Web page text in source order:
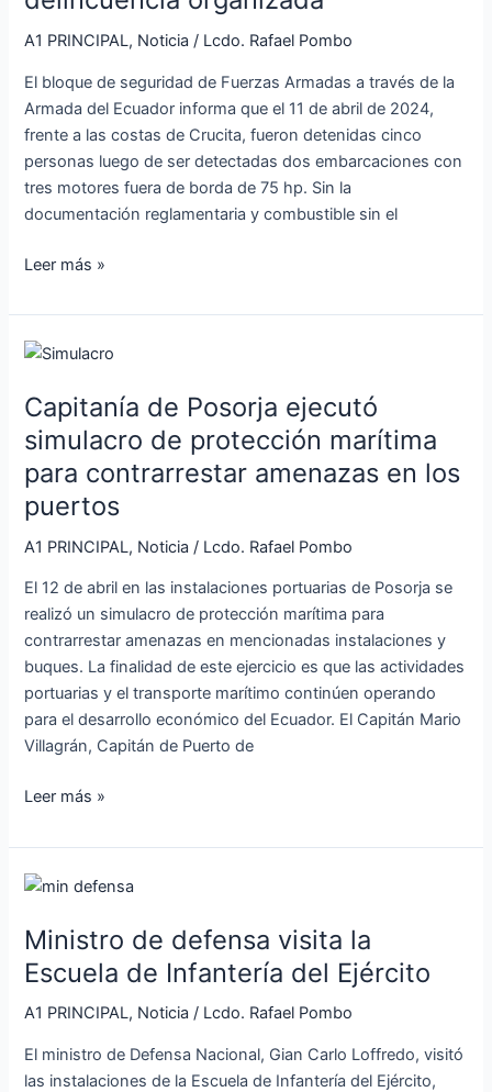
A1 PRINCIPAL, Noticia / Lcdo. Rafael Pombo
El bloque de seguridad de Fuerzas Armadas a través de la
Armada del Ecuador informa que el 11 de abril de 2024,
frente a las costas de Crucita, fueron detenidas cinco
personas luego de ser detectadas dos embarcaciones con
tres motores fuera de borda de 75 hp. Sin la
documentación reglamentaria y combustible sin el
ser
vinculados
grupos
de
delincuencia
organizada
Leer más »
Capitanía de Posorja ejecutó
simulacro de protección marítima
para contrarrestar amenazas en los
puertos
A1 PRINCIPAL, Noticia / Lcdo. Rafael Pombo
El 12 de abril en las instalaciones portuarias de Posorja se
realizó un simulacro de protección marítima para
contrarrestar amenazas en mencionadas instalaciones y
buques. La finalidad de este ejercicio es que las actividades
portuarias y el transporte marítimo continúen operando
para el desarrollo económico del Ecuador. El Capitán Mario
Villagrán, Capitán de Puerto de
Capitanía
Posorja
ejecutó
simulacro
de
protección
marítima
contrarrestar
amenazas
en
los
puertos
Leer más »
Ministro de defensa visita la
Escuela de Infantería del Ejército
A1 PRINCIPAL, Noticia / Lcdo. Rafael Pombo
El ministro de Defensa Nacional, Gian Carlo Loffredo, visitó
las instalaciones de la Escuela de Infantería del Ejército,
Ministro
defensa
visita
Escuela